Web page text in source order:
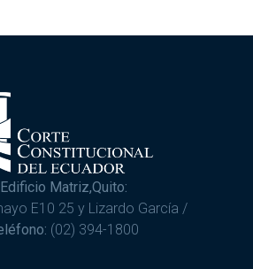
Edificio Matriz,Quito:
E10 25 y Lizardo García /
(02) 394-1800